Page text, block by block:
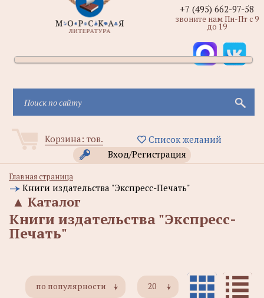
Корзина: тов.
Список желаний
Вход/Регистрация
+7 (495) 662-97-58
звоните нам Пн-Пт с 9
до 19
Главная страница
Книги издательства "Экспресс-Печать"
Каталог
▲
Книги издательства "Экспресс-
Печать"
20
по популярности